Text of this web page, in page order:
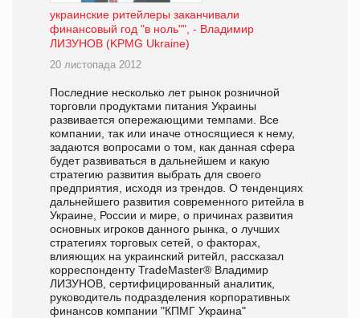
украинские ритейлеры заканчивали
финансовый год "в ноль"", - Владимир
ЛИЗУНОВ (KPMG Ukraine)
20 листопада 2012
Последние несколько лет рынок розничной
торговли продуктами питания Украины
развивается опережающими темпами. Все
компании, так или иначе относящиеся к нему,
задаются вопросами о том, как данная сфера
будет развиваться в дальнейшем и какую
стратегию развития выбрать для своего
предприятия, исходя из трендов. О тенденциях
дальнейшего развития современного ритейла в
Украине, России и мире, о причинах развития
основных игроков данного рынка, о лучших
стратегиях торговых сетей, о факторах,
влияющих на украинский ритейл, рассказал
корреспонденту TradeMaster® Владимир
ЛИЗУНОВ, сертифицированный аналитик,
руководитель подразделения корпоративных
финансов компании "КПМГ Украина"